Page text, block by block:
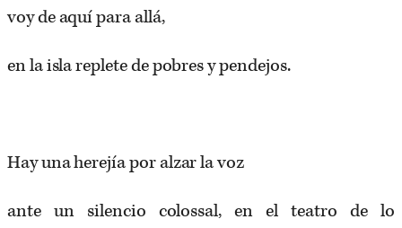
voy de aquí para allá,
en la isla replete de pobres y pendejos.
Hay una herejía por alzar la voz
ante un silencio colossal, en el teatro de lo